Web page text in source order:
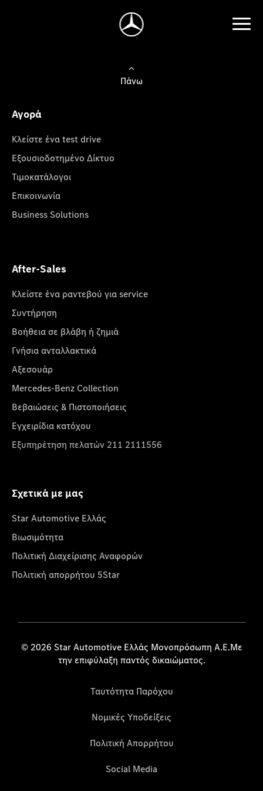
Πάνω
Αγορά
Κλείστε ένα test drive
Εξουσιοδοτημένο Δίκτυο
Τιμοκατάλογοι
Επικοινωνία
Business Solutions
After-Sales
Κλείστε ένα ραντεβού για service
Συντήρηση
Βοήθεια σε βλάβη ή ζημιά
Γνήσια ανταλλακτικά
Αξεσουάρ
Mercedes-Benz Collection
Βεβαιώσεις & Πιστοποιήσεις
Εγχειρίδια κατόχου
Εξυπηρέτηση πελατών 211 2111556
Σχετικά με μας
Star Automotive Ελλάς
Βιωσιμότητα
Πολιτική Διαχείρισης Αναφορών
Πολιτική απορρήτου 5Star
© 2026 Star Automotive Ελλάς Μονοπρόσωπη Α.Ε.Με
την επιφύλαξη παντός δικαιώματος.
Ταυτότητα Παρόχου
Νομικές Υποδείξεις
Πολιτική Απορρήτου
Social Media